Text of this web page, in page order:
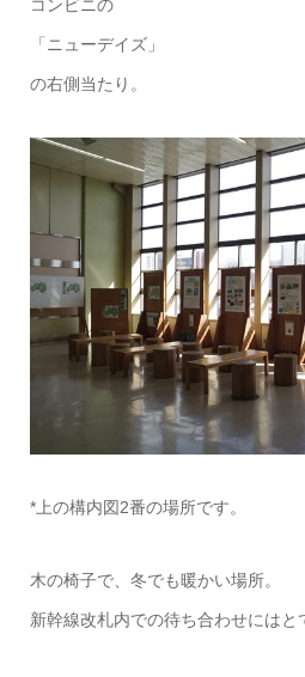
コンビニの
「ニューデイズ」
の右側当たり。
*上の構内図2番の場所です。
木の椅子で、冬でも暖かい場所。
新幹線改札内での待ち合わせにはと